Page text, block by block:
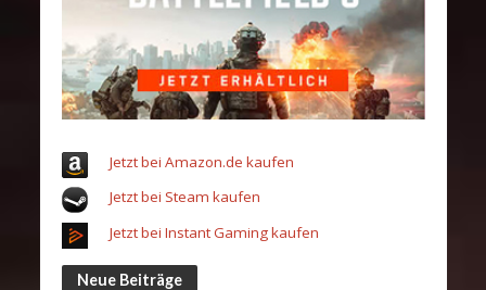
Jetzt bei Amazon.de kaufen
Jetzt bei Steam kaufen
Jetzt bei Instant Gaming kaufen
Neue Beiträge